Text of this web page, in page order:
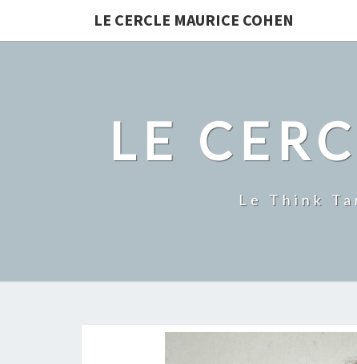
LE CERCLE MAURICE COHEN
LE
Le Think